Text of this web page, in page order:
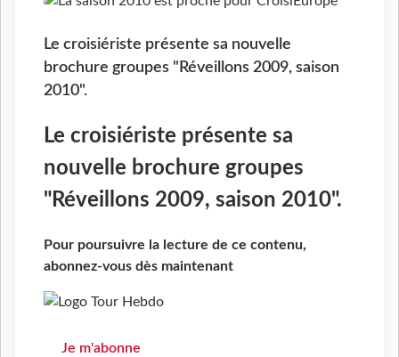
Le croisiériste présente sa nouvelle
brochure groupes "Réveillons 2009, saison
2010".
Le croisiériste présente sa
nouvelle brochure groupes
"Réveillons 2009, saison 2010".
Pour poursuivre la lecture de ce contenu,
abonnez-vous dès maintenant
Je m'abonne